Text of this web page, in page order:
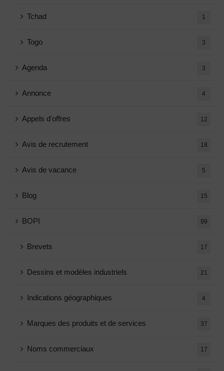
Tchad 1
Togo 3
Agenda 3
Annonce 4
Appels d'offres 12
Avis de recrutement 18
Avis de vacance 5
Blog 15
BOPI 99
Brevets 17
Dessins et modèles industriels 21
Indications géographiques 4
Marques des produits et de services 37
Noms commerciaux 17